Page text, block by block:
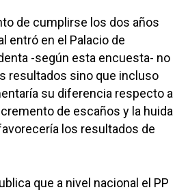
de cumplirse los dos años
entró en el Palacio de
-según esta encuesta- no
resultados sino que incluso
su diferencia respecto a
de escaños y la huida
los resultados de
que a nivel nacional el PP